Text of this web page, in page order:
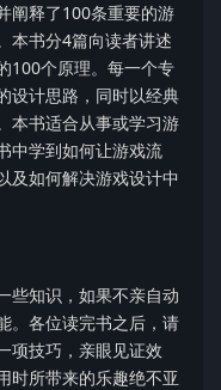
阐释了100条重要的游
本书分4篇向读者讲述
100个原理。每一个专
设计思路，同时以经典
本书适合从事或学习游
中学到如何让游戏流
及如何解决游戏设计中
些知识，如果不亲自动
。各位读完书之后，请
项技巧，亲眼见证效
时所带来的乐趣绝不亚